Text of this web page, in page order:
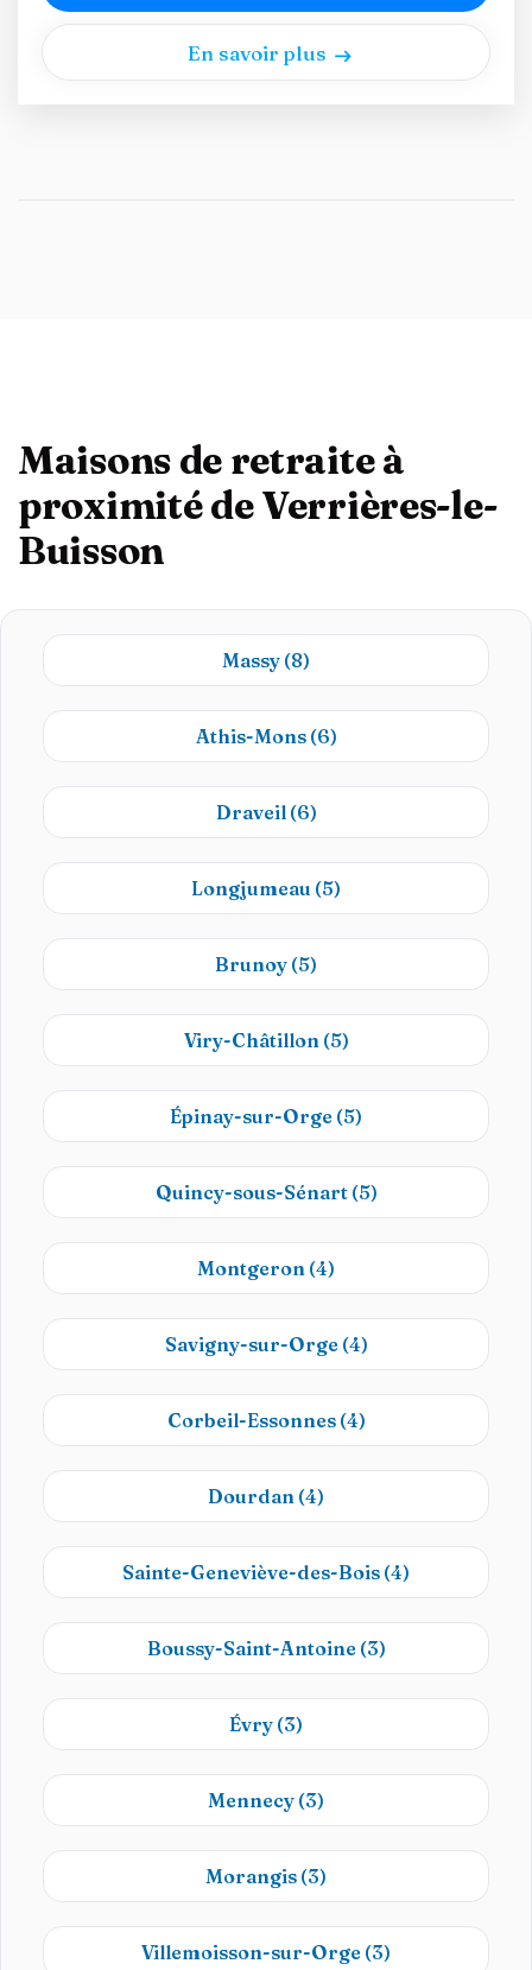
En savoir plus
Maisons de retraite à
proximité de Verrières-le-
Buisson
Massy (8)
Athis-Mons (6)
Draveil (6)
Longjumeau (5)
Brunoy (5)
Viry-Châtillon (5)
Épinay-sur-Orge (5)
Quincy-sous-Sénart (5)
Montgeron (4)
Savigny-sur-Orge (4)
Corbeil-Essonnes (4)
Dourdan (4)
Sainte-Geneviève-des-Bois (4)
Boussy-Saint-Antoine (3)
Évry (3)
Mennecy (3)
Morangis (3)
Villemoisson-sur-Orge (3)